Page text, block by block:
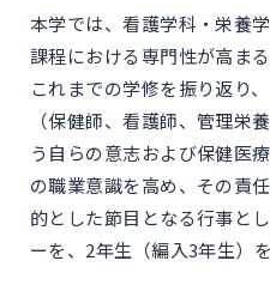
本学では、看護学科・栄養
課程における専門性が高ま
これまでの学修を振り返り
（保健師、看護師、管理栄
う自らの意志および保健医
の職業意識を高め、その責
的とした節目となる行事と
ーを、2年生（編入3年生）